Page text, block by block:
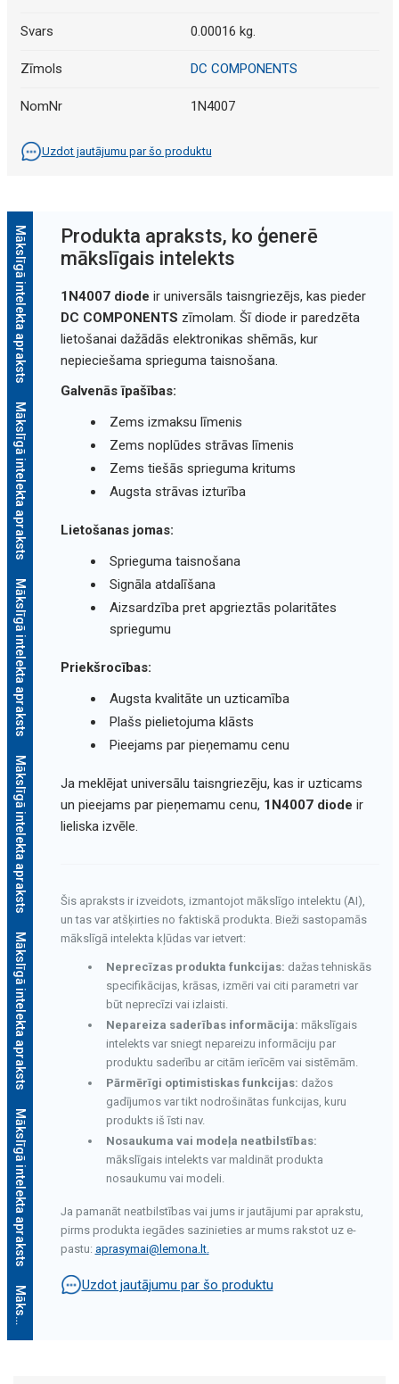
Svars 0.00016 kg.
Zīmols DC COMPONENTS
NomNr 1N4007
Uzdot jautājumu par šo produktu
Mākslīgā intelekta apraksts
Mākslīgā intelekta apraksts
Mākslīgā intelekta apraksts
Mākslīgā intelekta apraksts
Mākslīgā intelekta apraksts
Mākslīgā intelekta apraksts
s
Produkta apraksts, ko ģenerē
mākslīgais intelekts
1N4007 diode ir universāls taisngriezējs, kas pieder
DC COMPONENTS zīmolam. Šī diode ir paredzēta
lietošanai dažādās elektronikas shēmās, kur
nepieciešama sprieguma taisnošana.
Galvenās īpašības:
Zems izmaksu līmenis
Zems noplūdes strāvas līmenis
Zems tiešās sprieguma kritums
Augsta strāvas izturība
Lietošanas jomas:
Sprieguma taisnošana
Signāla atdalīšana
Aizsardzība pret apgrieztās polaritātes
spriegumu
Priekšrocības:
Augsta kvalitāte un uzticamība
Plašs pielietojuma klāsts
Pieejams par pieņemamu cenu
Ja meklējat universālu taisngriezēju, kas ir uzticams
un pieejams par pieņemamu cenu, 1N4007 diode ir
lieliska izvēle.
Šis apraksts ir izveidots, izmantojot mākslīgo intelektu (AI),
un tas var atšķirties no faktiskā produkta. Bieži sastopamās
mākslīgā intelekta kļūdas var ietvert:
Neprecīzas produkta funkcijas: dažas tehniskās
specifikācijas, krāsas, izmēri vai citi parametri var
būt neprecīzi vai izlaisti.
Nepareiza saderības informācija: mākslīgais
intelekts var sniegt nepareizu informāciju par
produktu saderību ar citām ierīcēm vai sistēmām.
Pārmērīgi optimistiskas funkcijas: dažos
gadījumos var tikt nodrošinātas funkcijas, kuru
produkts iš īsti nav.
Nosaukuma vai modeļa neatbilstības:
mākslīgais intelekts var maldināt produkta
nosaukumu vai modeli.
Ja pamanāt neatbilstības vai jums ir jautājumi par aprakstu,
pirms produkta iegādes sazinieties ar mums rakstot uz e-
pastu: aprasymai@lemona.lt.
Uzdot jautājumu par šo produktu